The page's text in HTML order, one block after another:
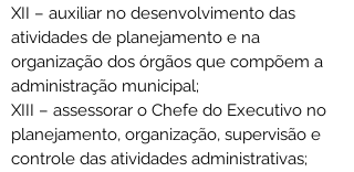
XII – auxiliar no desenvolvimento das
atividades de planejamento e na
organização dos órgãos que compõem a
administração municipal;
XIII – assessorar o Chefe do Executivo no
planejamento, organização, supervisão e
controle das atividades administrativas;